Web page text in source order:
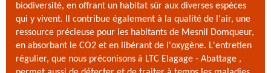
biodiversité, en offrant un habitat sûr aux diverses espèces
qui y vivent. Il contribue également à la qualité de l'air, une
ressource précieuse pour les habitants de Mesnil Domqueur,
en absorbant le CO2 et en libérant de l'oxygène. L'entretien
régulier, que nous préconisons à LTC Elagage - Abattage ,